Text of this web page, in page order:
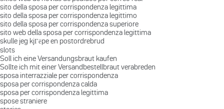
sito della sposa per corrispondenza legittima
sito della sposa per corrispondenza legittimo
sito della sposa per corrispondenza superiore
sito web della sposa per corrispondenza legittima
skulle jeg kjГёpe en postordrebrud
slots
Soll ich eine Versandungsbraut kaufen
Sollte ich mit einer Versandbestellbraut verabreden
sposa interrazziale per corrispondenza
sposa per corrispondenza calda
sposa per corrispondenza legittima
spose straniere